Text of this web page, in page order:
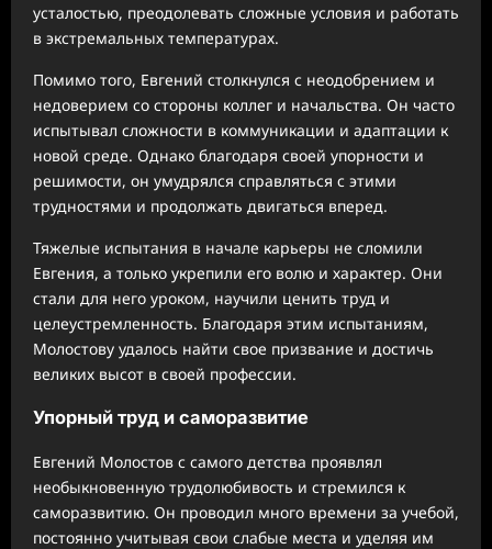
усталостью, преодолевать сложные условия и работать
в экстремальных температурах.
Помимо того, Евгений столкнулся с неодобрением и
недоверием со стороны коллег и начальства. Он часто
испытывал сложности в коммуникации и адаптации к
новой среде. Однако благодаря своей упорности и
решимости, он умудрялся справляться с этими
трудностями и продолжать двигаться вперед.
Тяжелые испытания в начале карьеры не сломили
Евгения, а только укрепили его волю и характер. Они
стали для него уроком, научили ценить труд и
целеустремленность. Благодаря этим испытаниям,
Молостову удалось найти свое призвание и достичь
великих высот в своей профессии.
Упорный труд и саморазвитие
Евгений Молостов с самого детства проявлял
необыкновенную трудолюбивость и стремился к
саморазвитию. Он проводил много времени за учебой,
постоянно учитывая свои слабые места и уделяя им